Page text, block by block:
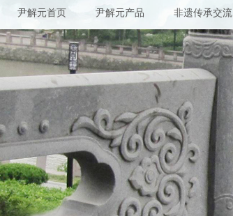
尹解元首页 尹解元产品 非遗传承交流